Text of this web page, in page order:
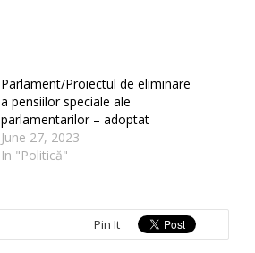
Parlament/Proiectul de eliminare
a pensiilor speciale ale
parlamentarilor – adoptat
June 27, 2023
In "Politică"
Pin It